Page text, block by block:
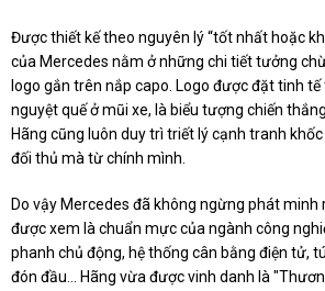
Được thiết kế theo nguyên lý “tốt nhất hoặc
của Mercedes nằm ở những chi tiết tưởng
logo gắn trên nắp capo. Logo được đặt tinh
nguyệt quế ở mũi xe, là biểu tượng chiến
Hãng cũng luôn duy trì triết lý cạnh tranh
đối thủ mà từ chính mình.
Do vậy Mercedes đã không ngừng phát minh
được xem là chuẩn mực của ngành công
phanh chủ động, hệ thống cân bằng điện tử,
đón đầu… Hãng vừa được vinh danh là